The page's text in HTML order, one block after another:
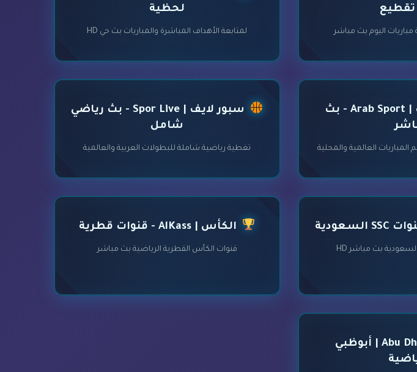
تقطيع
اليوم بث مباشر
لحظية
لمتابعة الأهداف المباشرة والمباريات بث حي HD
عرب سبورت | Arab Sport - بث
العالمية والمحلية
سبور لايف | Spor Live - بث رياضي
شامل
تغطية رياضية شاملة للبطولات العربية والعالمية
الكأس | AlKass - قنوات قطرية
قنوات الكأس القطرية الرياضية بث مباشر
Abu Dhabi Sports | أبوظبي